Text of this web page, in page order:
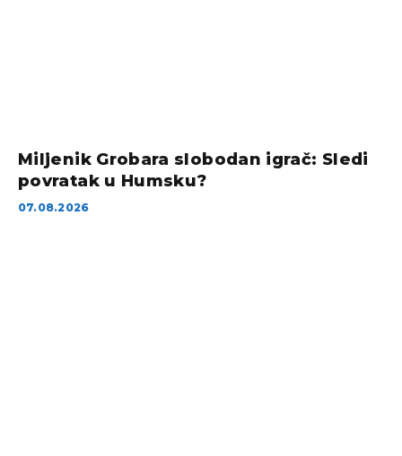
Miljenik Grobara slobodan igrač: Sledi
povratak u Humsku?
07.08.2026